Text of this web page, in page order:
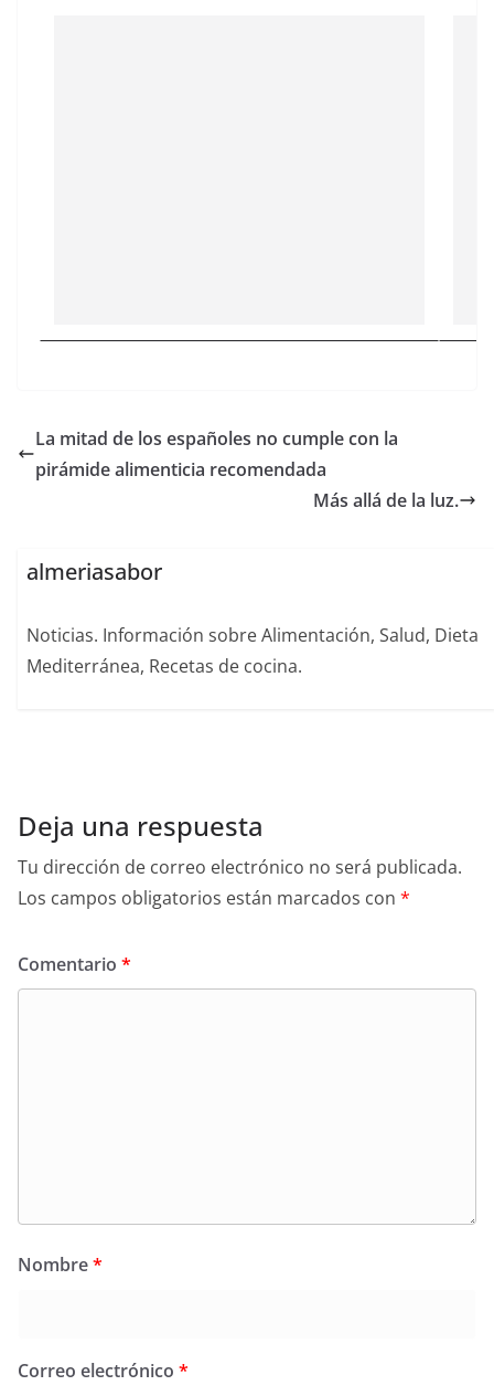
La mitad de los españoles no cumple con la
pirámide alimenticia recomendada
Más allá de la luz.
almeriasabor
Noticias. Información sobre Alimentación, Salud, Dieta
Mediterránea, Recetas de cocina.
Deja una respuesta
Tu dirección de correo electrónico no será publicada.
Los campos obligatorios están marcados con *
Comentario *
Nombre*
Correo electrónico *